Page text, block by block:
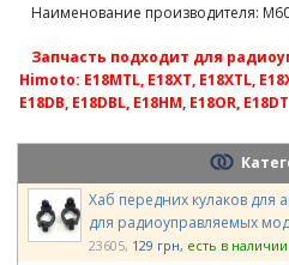
Наименование производителя:
Запчасть подходит для
Himoto: E18MTL, E18XT, E18XTL,
E18DB, E18DBL, E18HM, E18OR, E18DT
Хаб передних кулаков для
для радиоуправляемых
23605 129 грн есть в наличии